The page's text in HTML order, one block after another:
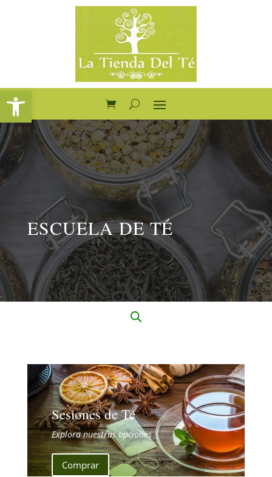
Abrir barra de herramientas
ESCUELA DE TÉ
Sesiones de Té
Explora nuestras opciones
Comprar